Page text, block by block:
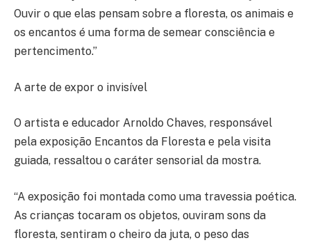
Ouvir o que elas pensam sobre a floresta, os animais e
os encantos é uma forma de semear consciência e
pertencimento.”
A arte de expor o invisível
O artista e educador Arnoldo Chaves, responsável
pela exposição Encantos da Floresta e pela visita
guiada, ressaltou o caráter sensorial da mostra.
“A exposição foi montada como uma travessia poética.
As crianças tocaram os objetos, ouviram sons da
floresta, sentiram o cheiro da juta, o peso das